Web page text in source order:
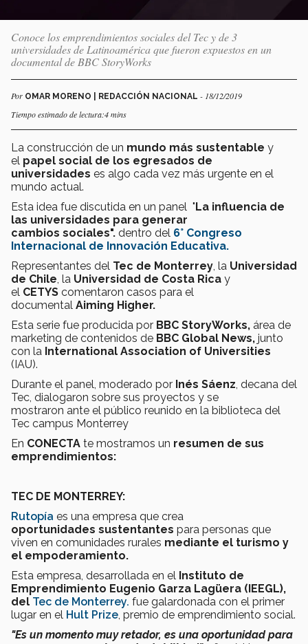
Conoce los emprendimientos sociales del Tec y de 3
universidades de Latinoamérica que fueron expuestos en un
documental de BBC StoryWorks
Por OMAR MORENO | REDACCIÓN NACIONAL - 18/12/2019
Tiempo estimado de lectura:4 mins
La construcción de un mundo más sustentable y
el papel social de los egresados de
universidades es algo cada vez más urgente en el
mundo actual.
Esta idea fue discutida en un panel "La influencia de
las universidades para generar
cambios sociales". dentro del 6° Congreso
Internacional de Innovación Educativa.
Representantes del Tec de Monterrey , la Universidad
de Chile , la Universidad de Costa Rica y
el CETYS comentaron casos para el
documental Aiming Higher.
Esta serie fue producida por BBC StoryWorks, área de
marketing de contenidos de BBC Global News, junto
con la International Association of Universities
(IAU).
Durante el panel, moderado por Inés Sáenz , decana del
Tec, dialogaron sobre sus proyectos y se
mostraron ante el público reunido en la biblioteca del
Tec campus Monterrey
En CONECTA te mostramos un resumen de sus
emprendimientos:
TEC DE MONTERREY:
Rutopía es una empresa que crea
oportunidades sustentantes para personas que
viven en comunidades rurales mediante el turismo y
el empoderamiento.
Esta empresa, desarrollada en el Instituto de
Emprendimiento Eugenio Garza Lagüera (IEEGL),
del Tec de Monterrey. fue galardonada con el primer
lugar en el Hult Prize , premio de emprendimiento social.
"Es un momento muy retador, es una oportunidad para